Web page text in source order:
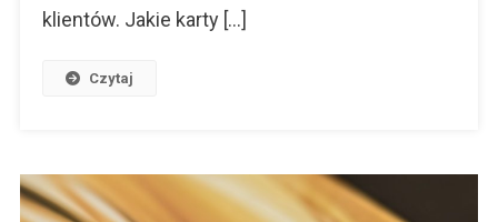
klientów. Jakie karty […]
Czytaj